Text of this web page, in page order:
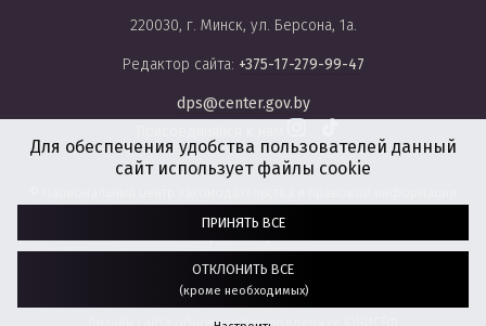
220030, г. Минск, ул. Берсона, 1а.
Редактор сайта: +375-17-279-99-47
dps@center.gov.by
Республики Беларусь, 2008-2026.
Разработка сайта: агентство
“ГЕНШТАБ”
Дизайн сайта обновлен при поддержке ЮНИСЕФ.
Для обеспечения удобства пользователей данный
сайт использует файлы cookie
ПРИНЯТЬ ВСЕ
ОТКЛОНИТЬ ВСЕ
(кроме необходимых)